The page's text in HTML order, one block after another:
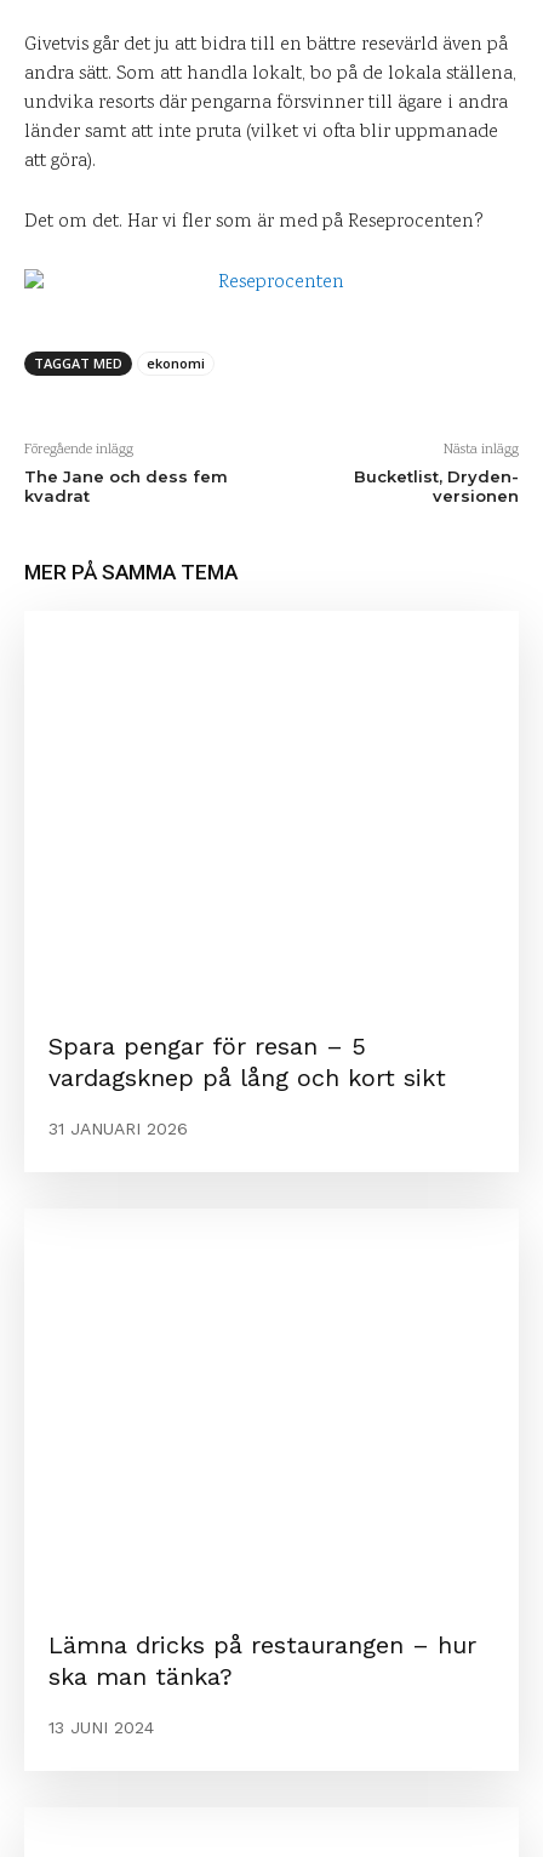
Givetvis går det ju att bidra till en bättre resevärld även på
andra sätt. Som att handla lokalt, bo på de lokala ställena,
undvika resorts där pengarna försvinner till ägare i andra
länder samt att inte pruta (vilket vi ofta blir uppmanade
att göra).
Det om det. Har vi fler som är med på Reseprocenten?
TAGGAT MED ekonomi
Föregående inlägg
The Jane och dess fem
kvadrat
Nästa inlägg
Bucketlist, Dryden-
versionen
MER PÅ SAMMA TEMA
Spara pengar för resan – 5
vardagsknep på lång och kort sikt
31 JANUARI 2026
Lämna dricks på restaurangen – hur
ska man tänka?
13 JUNI 2024